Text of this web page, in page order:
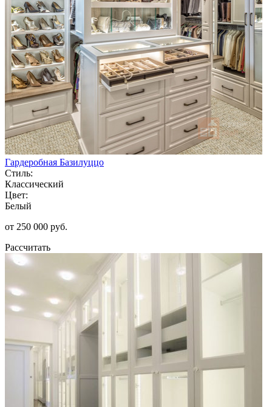
Гардеробная Базилуццо
Стиль:
Классический
Цвет:
Белый
от 250 000 руб.
Рассчитать